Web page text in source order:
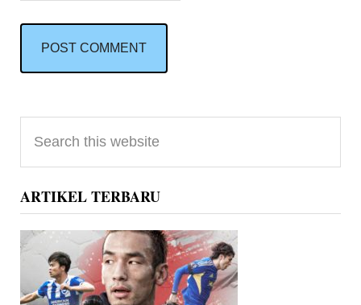
Primary
Sidebar
this
website
ARTIKEL TERBARU